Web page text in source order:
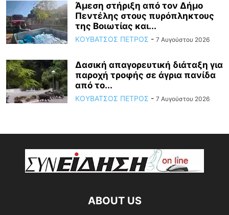
Άμεση στήριξη από τον Δήμο
Πεντέλης στους πυρόπληκτους
της Βοιωτίας και...
ΚΟΥΒΑΤΣΟΣ ΠΕΤΡΟΣ - 7 Αυγούστου 2026
Δασική απαγορευτική διάταξη για
παροχή τροφής σε άγρια πανίδα
από το...
ΚΟΥΒΑΤΣΟΣ ΠΕΤΡΟΣ - 7 Αυγούστου 2026
ABOUT US